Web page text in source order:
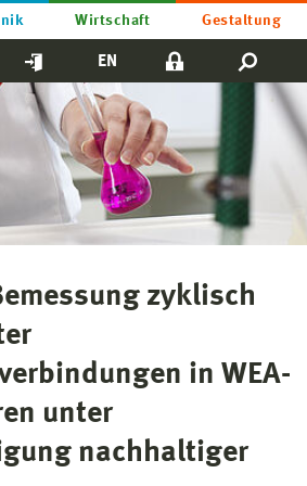
Wirtschaft Gestaltung
EN
zyklisch
in WEA-
unter
nachhaltiger